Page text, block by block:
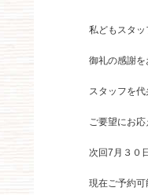
私どもスタ
御礼の感謝を
スタッフを
ご要望にお
次回7月３０
現在ご予約可